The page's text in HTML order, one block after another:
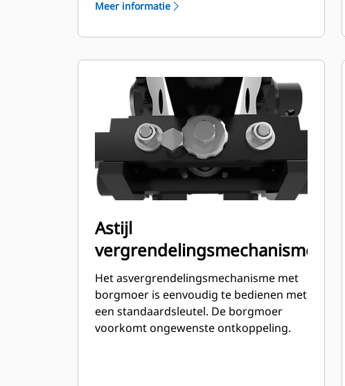
machines te gebruiken.
Meer informatie
Astijl
vergrendelingsmechanisme
Het asvergrendelingsmechanisme met
borgmoer is eenvoudig te bedienen met
een standaardsleutel. De borgmoer
voorkomt ongewenste ontkoppeling.